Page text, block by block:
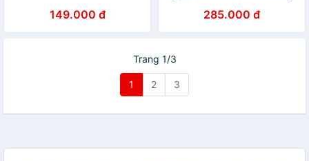
149.000 đ
Quản Lý Nguồn Nhân Lực
(BM)
285.000 đ
Trang 1/3
1 2 3